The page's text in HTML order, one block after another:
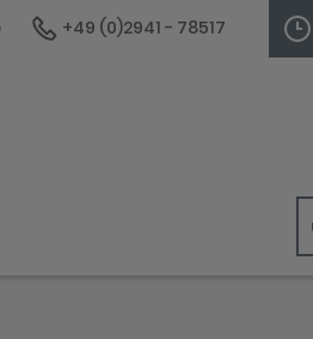
+49 (0)2941 - 78517